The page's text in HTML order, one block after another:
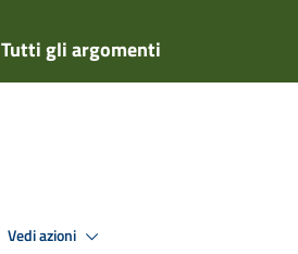
Tutti gli argomenti
Vedi azioni